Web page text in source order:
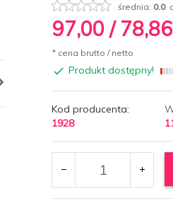
średnia: 0.0
97,00 / 78,86
* cena brutto / netto
Produkt dostępny!
Kod producenta:
1928